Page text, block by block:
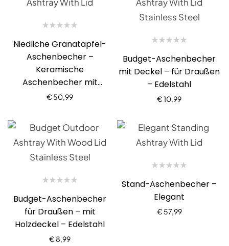
Niedliche Granatapfel-
Aschenbecher –
Keramische
Aschenbecher mit
Deckel
€ 50,99
Budget-Aschenbecher
mit Deckel – für Draußen
– Edelstahl
€10,99
Budget-Aschenbecher
für Draußen – mit
Holzdeckel – Edelstahl
€ 8,99
Stand-Aschenbecher –
Elegant
€ 57,99